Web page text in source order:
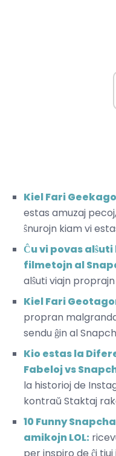
Kiel Fari
estas amuzaj
ŝnurojn kiam vi
Ĉu vi povas
filmetojn al
alŝuti viajn
Kiel Fari
propran
sendu ĝin al
Kio estas la
Fabeloj vs
la historioj de
kontraŭ Staktaj
10 Funny
amikojn LOL:
per inspiro de ĉi